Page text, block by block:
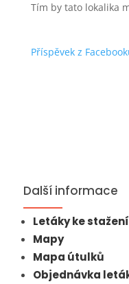
Tím by tato lokalika
Příspěvek z
Další informace
Letáky ke stažení
Mapy
Mapa útulků
Objednávka